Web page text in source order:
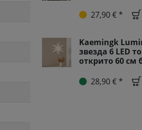
27,90 € *
Kaemingk
звезда 6 LED
открито 60 см
28,90 € *